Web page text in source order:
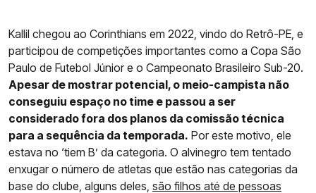
Kallil chegou ao Corinthians em 2022, vindo do Retrô-PE, e
participou de competições importantes como a Copa São
Paulo de Futebol Júnior e o Campeonato Brasileiro Sub-20.
Apesar de mostrar potencial, o meio-campista não
conseguiu espaço no time e passou a ser
considerado fora dos planos da comissão técnica
para a sequência da temporada. Por este motivo, ele
estava no ‘tiem B’ da categoria. O alvinegro tem tentado
enxugar o número de atletas que estão nas categorias da
base do clube, alguns deles, são filhos até de pessoas